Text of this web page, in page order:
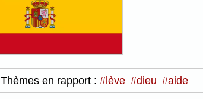
Thèmes en rapport : #lève #dieu #aide